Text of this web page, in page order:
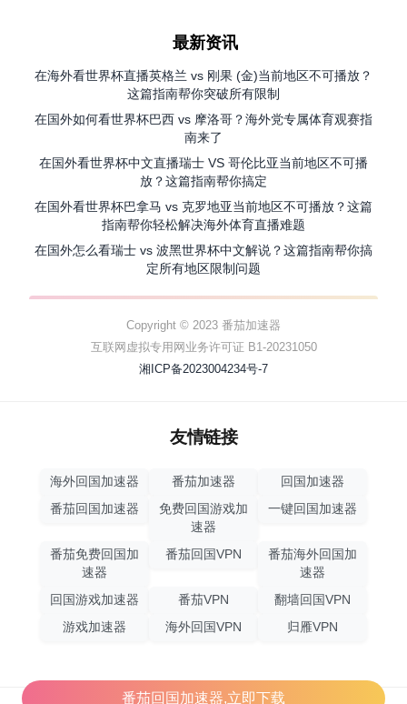
最新资讯
在海外看世界杯直播英格兰 vs 刚果 (金)当前地区不可播放？
这篇指南帮你突破所有限制
在国外如何看世界杯巴西 vs 摩洛哥？海外党专属体育观赛指
南来了
在国外看世界杯中文直播瑞士 VS 哥伦比亚当前地区不可播
放？这篇指南帮你搞定
在国外看世界杯巴拿马 vs 克罗地亚当前地区不可播放？这篇
指南帮你轻松解决海外体育直播难题
在国外怎么看瑞士 vs 波黑世界杯中文解说？这篇指南帮你搞
定所有地区限制问题
Copyright © 2023 番茄加速器
互联网虚拟专用网业务许可证 B1-20231050
湘ICP备2023004234号-7
友情链接
海外回国加速器 番茄加速器
回国加速器
番茄回国加速器
免费回国游戏加
速器
一键回国加速器
番茄免费回国加
速器
番茄回国VPN
番茄海外回国加
速器
回国游戏加速器
番茄VPN
翻墙回国VPN
游戏加速器
海外回国VPN 归雁VPN
番茄回国加速器,立即下载